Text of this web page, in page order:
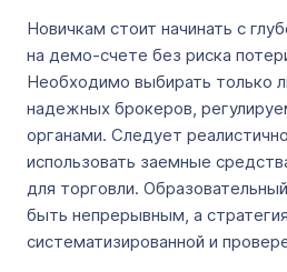
Новичкам стоит начинать с
на демо-счете без риска
Необходимо выбирать только
надежных брокеров,
органами. Следует
использовать заемные
для торговли.
быть непрерывным, а
систематизированной и